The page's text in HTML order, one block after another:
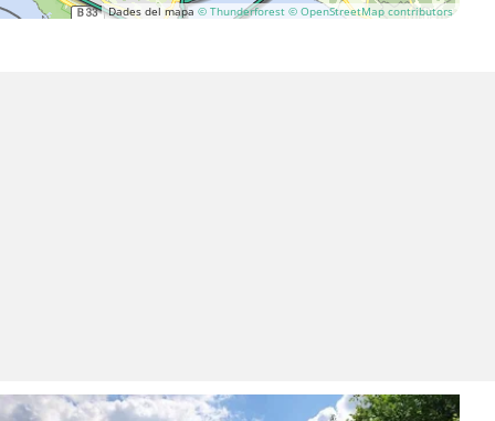
Dades del mapa © Thunderforest © OpenStreetMap contributors